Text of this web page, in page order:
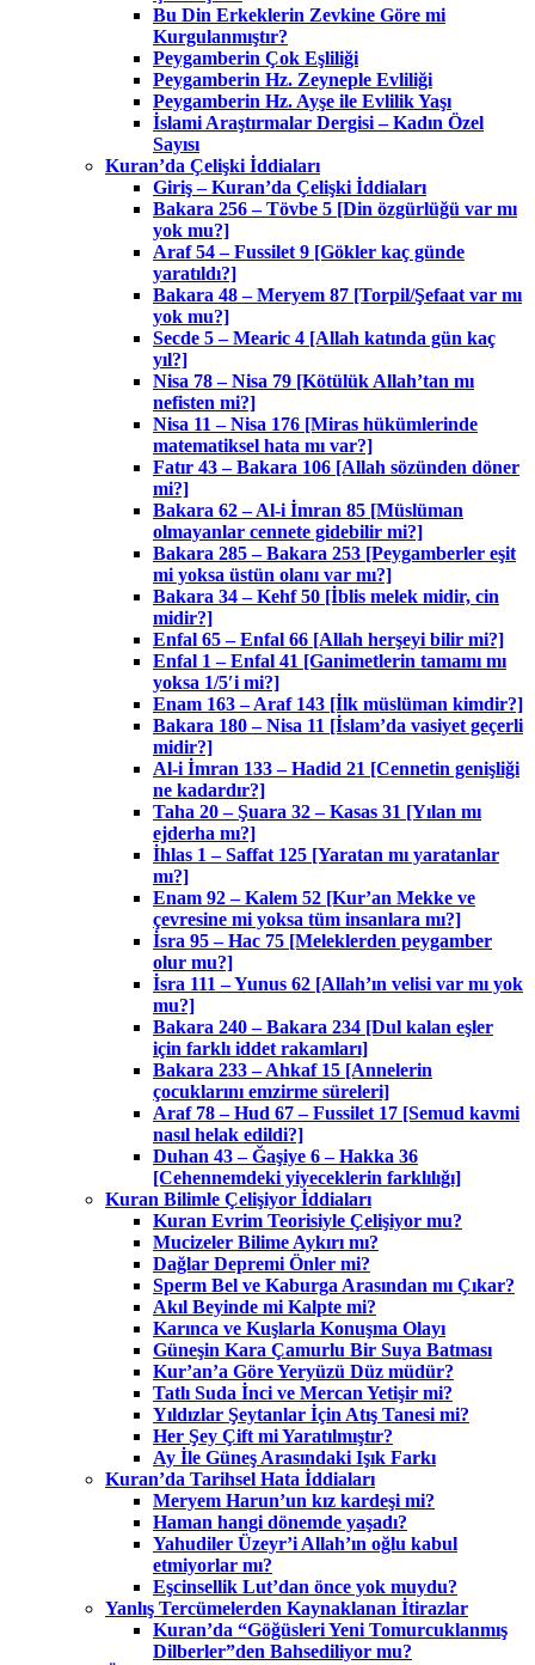
Bu Din Erkeklerin Zevkine Göre mi
Kurgulanmıştır?
Peygamberin Çok Eşliliği
Peygamberin Hz. Zeyneple Evliliği
Peygamberin Hz. Ayşe ile Evlilik Yaşı
İslami Araştırmalar Dergisi – Kadın Özel
Sayısı
Kuran’da Çelişki İddiaları
Giriş – Kuran’da Çelişki İddiaları
Bakara 256 – Tövbe 5 [Din özgürlüğü var mı
yok mu?]
Araf 54 – Fussilet 9 [Gökler kaç günde
yaratıldı?]
Bakara 48 – Meryem 87 [Torpil/Şefaat var mı
yok mu?]
Secde 5 – Mearic 4 [Allah katında gün kaç
yıl?]
Nisa 78 – Nisa 79 [Kötülük Allah’tan mı
nefisten mi?]
Nisa 11 – Nisa 176 [Miras hükümlerinde
matematiksel hata mı var?]
Fatır 43 – Bakara 106 [Allah sözünden döner
mi?]
Bakara 62 – Al-i İmran 85 [Müslüman
olmayanlar cennete gidebilir mi?]
Bakara 285 – Bakara 253 [Peygamberler eşit
mi yoksa üstün olanı var mı?]
Bakara 34 – Kehf 50 [İblis melek midir, cin
midir?]
Enfal 65 – Enfal 66 [Allah herşeyi bilir mi?]
Enfal 1 – Enfal 41 [Ganimetlerin tamamı mı
yoksa 1/5′i mi?]
Enam 163 – Araf 143 [İlk müslüman kimdir?]
Bakara 180 – Nisa 11 [İslam’da vasiyet geçerli
midir?]
Al-i İmran 133 – Hadid 21 [Cennetin genişliği
ne kadardır?]
Taha 20 – Şuara 32 – Kasas 31 [Yılan mı
ejderha mı?]
İhlas 1 – Saffat 125 [Yaratan mı yaratanlar
mı?]
Enam 92 – Kalem 52 [Kur’an Mekke ve
çevresine mi yoksa tüm insanlara mı?]
İsra 95 – Hac 75 [Meleklerden peygamber
olur mu?]
İsra 111 – Yunus 62 [Allah’ın velisi var mı yok
mu?]
Bakara 240 – Bakara 234 [Dul kalan eşler
için farklı iddet rakamları]
Bakara 233 – Ahkaf 15 [Annelerin
çocuklarını emzirme süreleri]
Araf 78 – Hud 67 – Fussilet 17 [Semud kavmi
nasıl helak edildi?]
Duhan 43 – Ğaşiye 6 – Hakka 36
[Cehennemdeki yiyeceklerin farklılığı]
Kuran Bilimle Çelişiyor İddiaları
Kuran Evrim Teorisiyle Çelişiyor mu?
Mucizeler Bilime Aykırı mı?
Dağlar Depremi Önler mi?
Sperm Bel ve Kaburga Arasından mı Çıkar?
Akıl Beyinde mi Kalpte mi?
Karınca ve Kuşlarla Konuşma Olayı
Güneşin Kara Çamurlu Bir Suya Batması
Kur’an’a Göre Yeryüzü Düz müdür?
Tatlı Suda İnci ve Mercan Yetişir mi?
Yıldızlar Şeytanlar İçin Atış Tanesi mi?
Her Şey Çift mi Yaratılmıştır?
Ay İle Güneş Arasındaki Işık Farkı
Kuran’da Tarihsel Hata İddiaları
Meryem Harun’un kız kardeşi mi?
Haman hangi dönemde yaşadı?
Yahudiler Üzeyr’i Allah’ın oğlu kabul
etmiyorlar mı?
Eşcinsellik Lut’dan önce yok muydu?
Yanlış Tercümelerden Kaynaklanan İtirazlar
Kuran’da “Göğüsleri Yeni Tomurcuklanmış
Dilberler”den Bahsediliyor mu?